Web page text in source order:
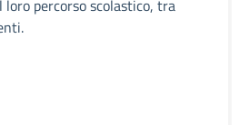
percorso scolastico, tra